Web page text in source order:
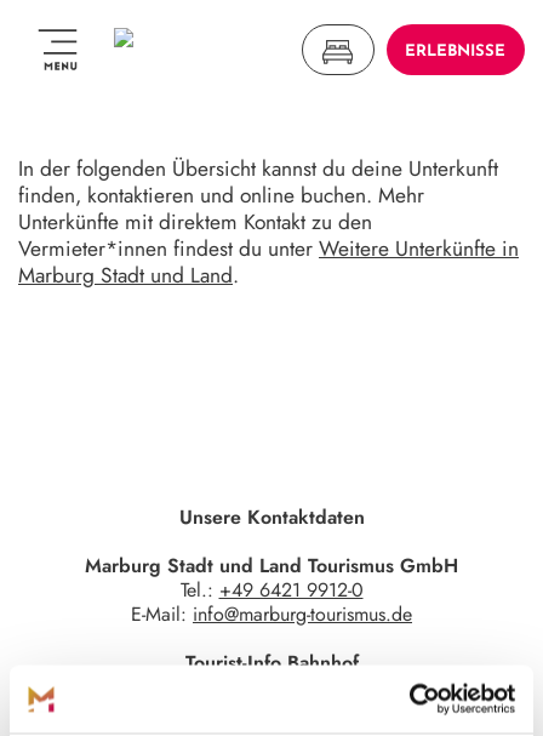
ERLEBNISSE
In der folgenden Übersicht kannst du deine Unterkunft
finden, kontaktieren und online buchen. Mehr
Unterkünfte mit direktem Kontakt zu den
Vermieter*innen findest du unterWeitere Unterkünfte in
Marburg Stadt und Land.
Unsere Kontaktdaten
Marburg Stadt und Land Tourismus GmbH
Tel.: +49 6421 9912-0
E-Mail: info@marburg-tourismus.de
Tourist-Info Bahnhof
Bahnhofstraße 25 | 35037 Marburg